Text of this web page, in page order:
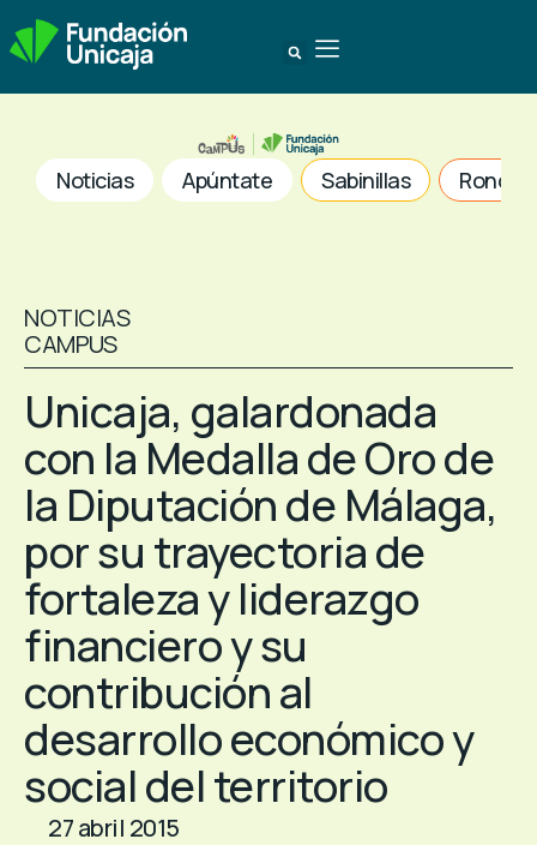
Noticias Apúntate Sabinillas Ronda
NOTICIAS
CAMPUS
Unicaja, galardonada
con la Medalla de Oro de
la Diputación de Málaga,
por su trayectoria de
fortaleza y liderazgo
financiero y su
contribución al
desarrollo económico y
social del territorio
27 abril 2015